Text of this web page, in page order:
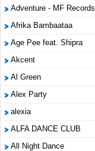
Adventure - MF Records
Afrika Bambaataa
Age Pee feat. Shipra
Akcent
Al Green
Alex Party
alexia
ALFA DANCE CLUB
All Night Dance